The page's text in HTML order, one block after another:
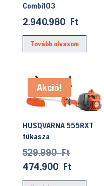
Combi103
2.940.980 Ft
Tovább olvasom
Akció!
HUSQVARNA 555RXT
fűkasza
529.990FtOriginal
price
was:
474.900 FtCurrent
price